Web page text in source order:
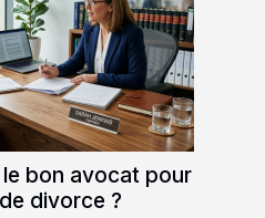
bon avocat pour
divorce ?